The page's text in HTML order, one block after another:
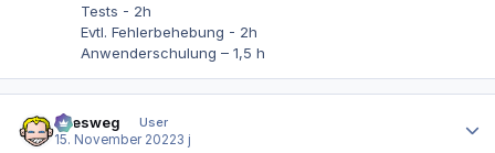
Tests - 2h
Evtl. Fehlerbehebung - 2h
Anwenderschulung – 1,5 h
allesweg
User
15. November 20223 j